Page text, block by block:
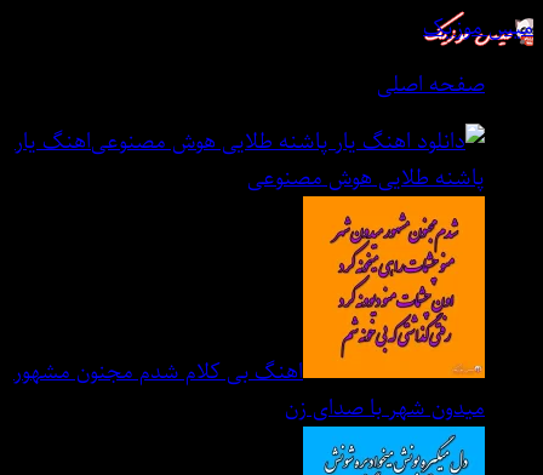
میس موزیک
صفحه اصلی
اهنگ یار
پاشنه طلایی هوش مصنوعی
اهنگ بی کلام شدم مجنون مشهور
میدون شهر با صدای زن